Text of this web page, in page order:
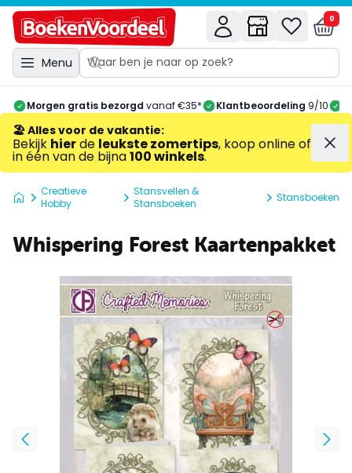
Menu
0
Morgen gratis bezorgd vanaf €35* Klantbeoordeling 9/10
🏖️ Alles voor de vakantie:
Bekijk hierde leukste zomertips, koop online of
in één van de bijna100 winkels.
Creatieve
Hobby
Stansvellen &
Stansboeken
Stansboeken
Whispering Forest Kaartenpakket